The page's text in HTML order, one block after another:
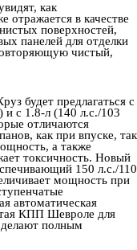
как
отражается в качестве
поверхностей,
панелей для отделки
чистый,
будет предлагаться с
и с 1.8-л (140 л.с./103
отличаются
как при впуске, так
а также
токсичность. Новый
150 л.с./110
мощность при
автоматическая
КПП Шевроле для
полным